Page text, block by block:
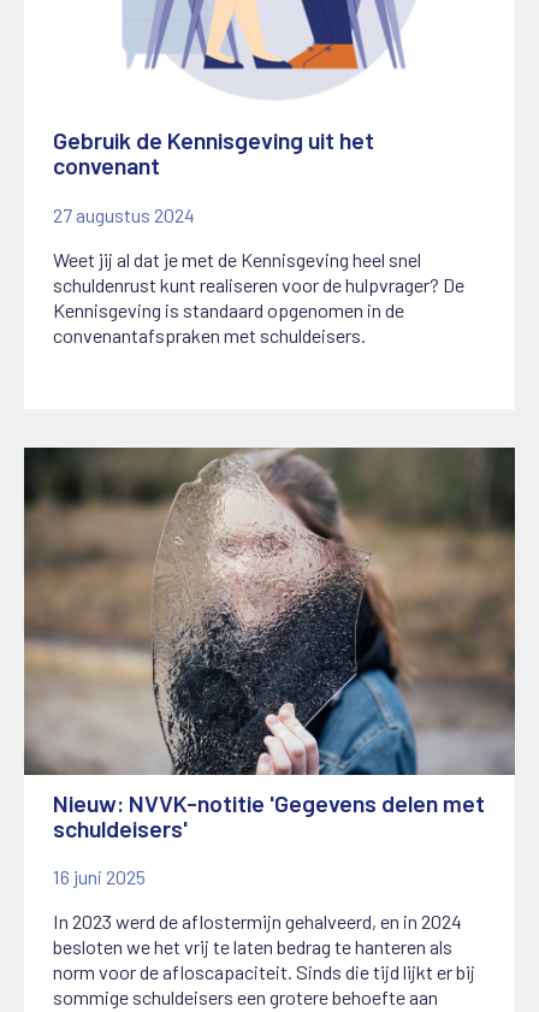
Gebruik de Kennisgeving uit het
convenant
27 augustus 2024
Weet jij al dat je met de Kennisgeving heel snel
schuldenrust kunt realiseren voor de hulpvrager? De
Kennisgeving is standaard opgenomen in de
convenantafspraken met schuldeisers.
Nieuw: NVVK-notitie 'Gegevens delen met
schuldeisers'
16 juni 2025
In 2023 werd de aflostermijn gehalveerd, en in 2024
besloten we het vrij te laten bedrag te hanteren als
norm voor de afloscapaciteit. Sinds die tijd lijkt er bij
sommige schuldeisers een grotere behoefte aan